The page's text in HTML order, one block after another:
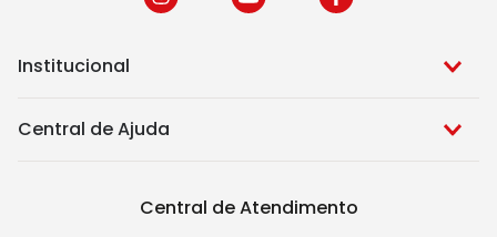
Institucional
Central de Ajuda
Central de Atendimento